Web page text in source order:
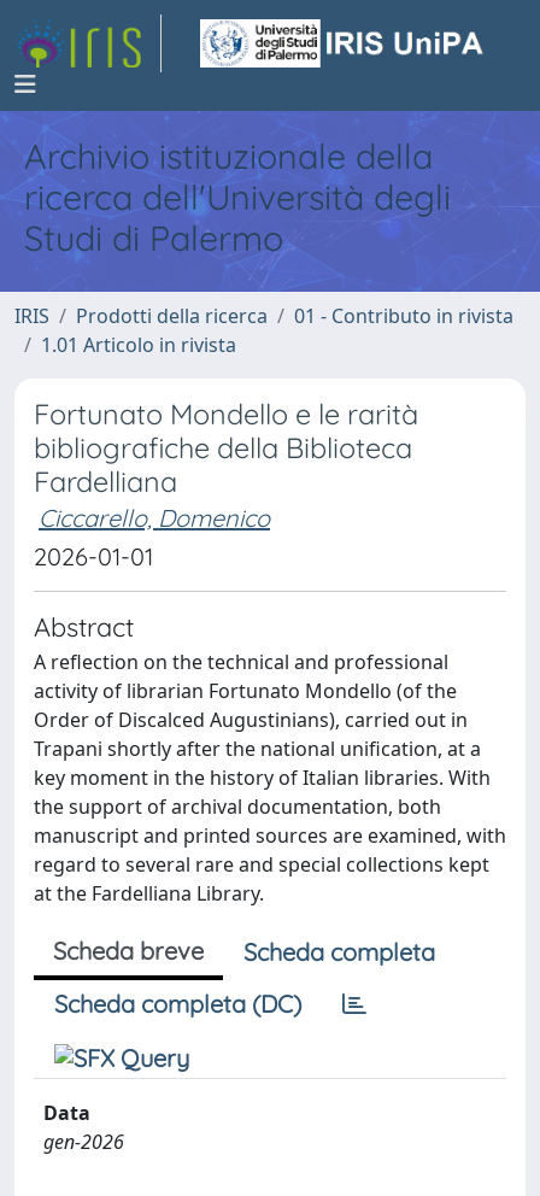
Archivio istituzionale della
ricerca dell'Università degli
Studi di Palermo
IRIS Prodotti della ricerca
01 - Contributo in rivista
1.01 Articolo in rivista
Fortunato Mondello e le rarità
bibliografiche della Biblioteca
Fardelliana
Ciccarello, Domenico
2026-01-01
Abstract
A reflection on the technical and professional
activity of librarian Fortunato Mondello (of the
Order of Discalced Augustinians), carried out in
Trapani shortly after the national unification, at a
key moment in the history of Italian libraries. With
the support of archival documentation, both
manuscript and printed sources are examined, with
regard to several rare and special collections kept
at the Fardelliana Library.
Scheda breve
Scheda completa
Scheda completa (DC)
Data
gen-2026